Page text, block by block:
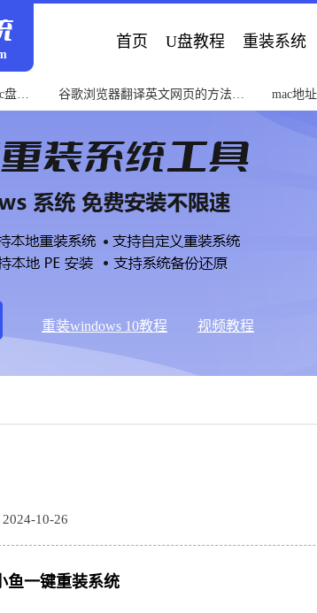
首页 U盘教程 重装系统
盘教
谷歌浏览器翻译英文网页的方法教
程
mac地
程
重装windows 10教程 视频教程
2024-10-26
鱼一键重装系统